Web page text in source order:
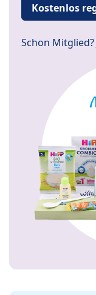
Kostenlos
Schon Mitglied?